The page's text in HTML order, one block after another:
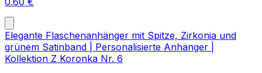
Elegante Flaschenanhänger mit Spitze, Zirkonia und
grünem Satinband | Personalisierte Anhänger |
Kollektion Z Koronka Nr. 6